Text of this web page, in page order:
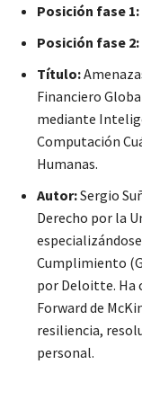
Posición fase 1:
Posición fase 2:
Título:
Financiero
mediante
Computación
Humanas.
Autor:Sergio
Derecho por la
Cumplimiento
por Deloitte. Ha
Forward de
resiliencia,
personal.